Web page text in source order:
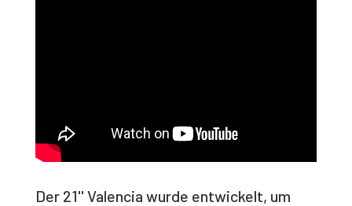
Der 21'' Valencia wurde entwickelt, um